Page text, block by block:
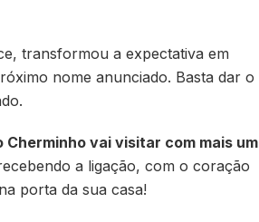
transformou a expectativa em
nome anunciado. Basta dar o
vai visitar com mais um
a ligação, com o coração
porta da sua casa!